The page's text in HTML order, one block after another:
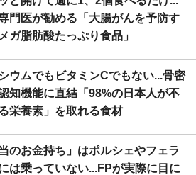
門医が勧める「大腸がんを予防す
ガ脂肪酸たっぷり食品」
ウムでもビタミンCでもない...骨密
知機能に直結「98%の日本人が不
栄養素」を取れる食材
当のお金持ち」はポルシェやフェラ
は乗っていない...FPが実際に目に